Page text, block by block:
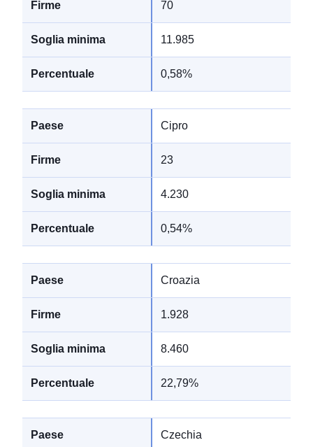
70
11.985
0,58%
Cipro
23
4.230
0,54%
Croazia
1.928
8.460
22,79%
Czechia